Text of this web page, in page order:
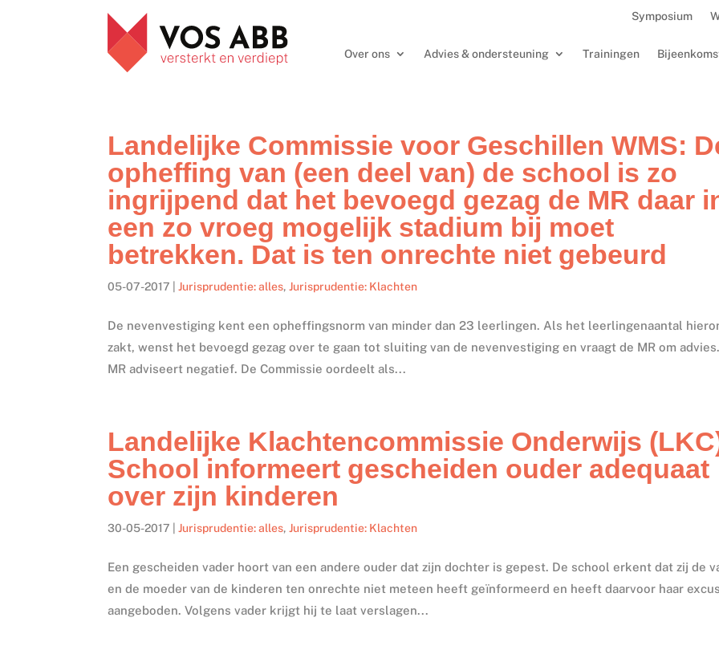
Symposium
Over ons Advies & ondersteuning Trainingen
Landelijke Commissie voor Geschillen WMS:
opheffing van (een deel van) de school is zo
ingrijpend dat het bevoegd gezag de MR daar
een zo vroeg mogelijk stadium bij moet
betrekken. Dat is ten onrechte niet gebeurd
05-07-2017 |Jurisprudentie: alles,Jurisprudentie: Klachten
De nevenvestiging kent een opheffingsnorm van minder dan 23 leerlingen. Als het leerlingenaantal
zakt, wenst het bevoegd gezag over te gaan tot sluiting van de nevenvestiging en vraagt de MR om
MR adviseert negatief. De Commissie oordeelt als...
Landelijke Klachtencommissie Onderwijs
School informeert gescheiden ouder adequaat
over zijn kinderen
30-05-2017 |Jurisprudentie: alles,Jurisprudentie: Klachten
Een gescheiden vader hoort van een andere ouder dat zijn dochter is gepest. De school erkent dat zij de
en de moeder van de kinderen ten onrechte niet meteen heeft geïnformeerd en heeft daarvoor haar
aangeboden. Volgens vader krijgt hij te laat verslagen...